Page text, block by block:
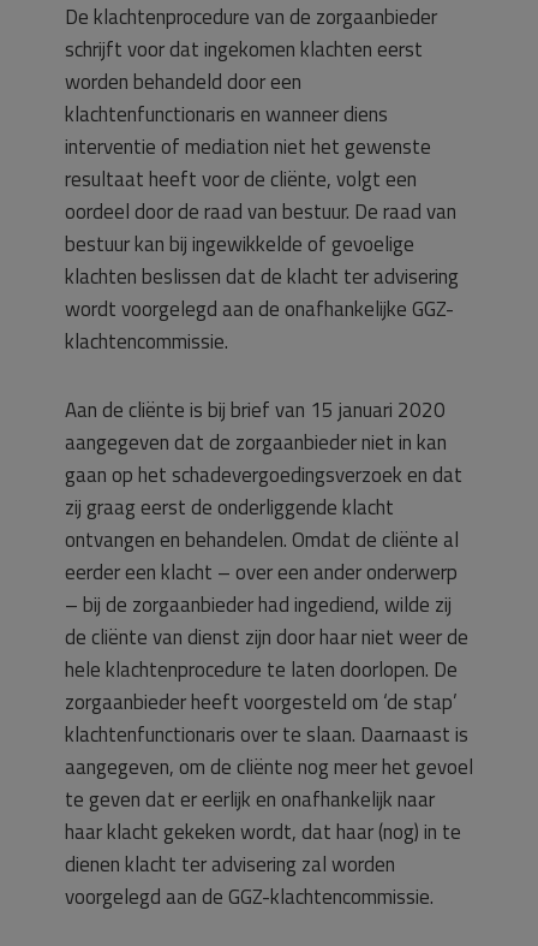
De klachtenprocedure van de zorgaanbieder
schrijft voor dat ingekomen klachten eerst
worden behandeld door een
klachtenfunctionaris en wanneer diens
interventie of mediation niet het gewenste
resultaat heeft voor de cliënte, volgt een
oordeel door de raad van bestuur. De raad van
bestuur kan bij ingewikkelde of gevoelige
klachten beslissen dat de klacht ter advisering
wordt voorgelegd aan de onafhankelijke GGZ-
klachtencommissie.
Aan de cliënte is bij brief van 15 januari 2020
aangegeven dat de zorgaanbieder niet in kan
gaan op het schadevergoedingsverzoek en dat
zij graag eerst de onderliggende klacht
ontvangen en behandelen. Omdat de cliënte al
eerder een klacht – over een ander onderwerp
– bij de zorgaanbieder had ingediend, wilde zij
de cliënte van dienst zijn door haar niet weer de
hele klachtenprocedure te laten doorlopen. De
zorgaanbieder heeft voorgesteld om ‘de stap’
klachtenfunctionaris over te slaan. Daarnaast is
aangegeven, om de cliënte nog meer het gevoel
te geven dat er eerlijk en onafhankelijk naar
haar klacht gekeken wordt, dat haar (nog) in te
dienen klacht ter advisering zal worden
voorgelegd aan de GGZ-klachtencommissie.